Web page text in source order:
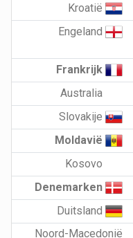
Kroatië
Engeland
Frankrijk
Australia
Slovakije
Moldavië
Kosovo
Denemarken
Duitsland
Noord-Macedonië